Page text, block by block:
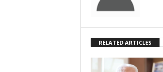
RELATED ARTICLES